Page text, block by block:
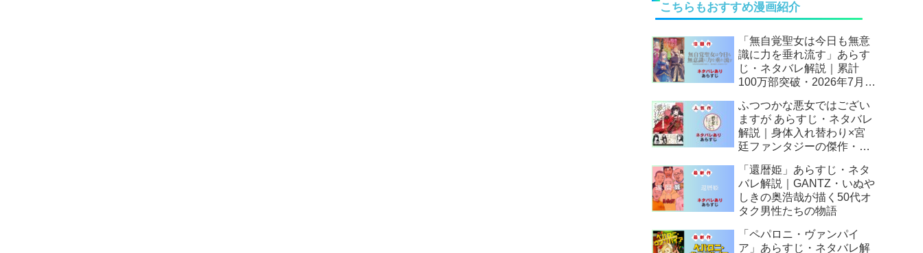
こちらもおすすめ漫画紹介
「無自覚聖女は今日も無意
識に力を垂れ流す」あらす
じ・ネタバレ解説｜累計
100万部突破・2026年7月ア
逆転人生
ふつつかな悪女ではござい
ますが あらすじ・ネタバレ
解説｜身体入れ替わり×宮
廷ファンタジーの傑作・
「還暦姫」あらすじ・ネタ
バレ解説｜GANTZ・いぬや
しきの奥浩哉が描く50代オ
タク男性たちの物語
「ペパロニ・ヴァンパイ
ア」あらすじ・ネタバレ解